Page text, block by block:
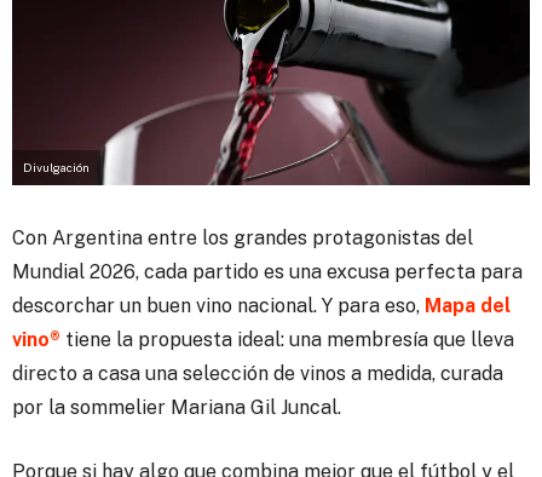
Divulgación
Con Argentina entre los grandes protagonistas del
Mundial 2026, cada partido es una excusa perfecta para
descorchar un buen vino nacional. Y para eso, Mapa del
vino® tiene la propuesta ideal: una membresía que lleva
directo a casa una selección de vinos a medida, curada
por la sommelier Mariana Gil Juncal.
Porque si hay algo que combina mejor que el fútbol y el